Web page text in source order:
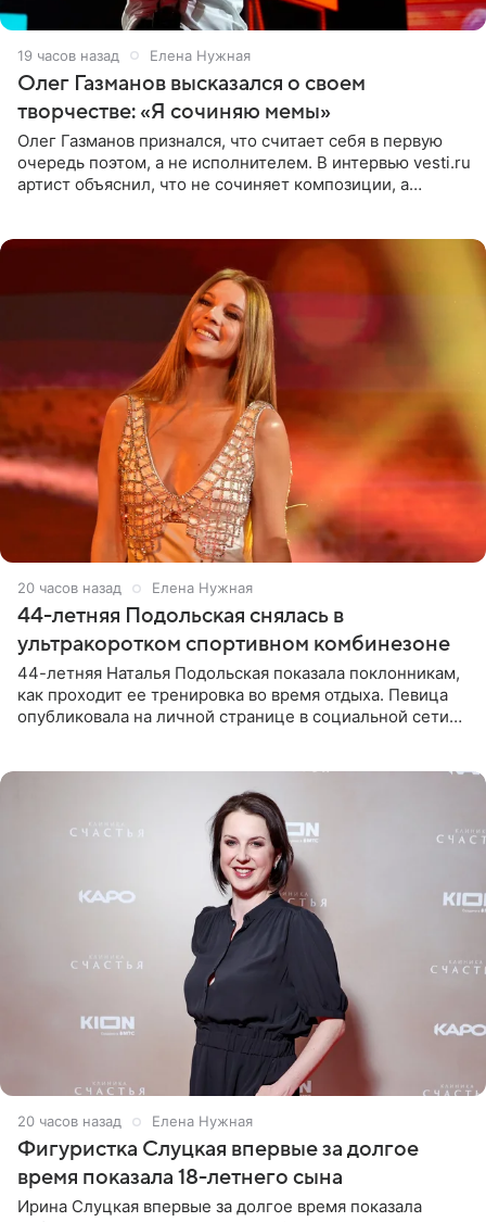
19 часов назад Елена Нужная
Олег Газманов высказался о своем
творчестве: «Я сочиняю мемы»
Олег Газманов признался, что считает себя в первую
очередь поэтом, а не исполнителем. В интервью vesti.ru
артист объяснил, что не сочиняет композиции, а
20 часов назад Елена Нужная
44-летняя Подольская снялась в
ультракоротком спортивном комбинезоне
44-летняя Наталья Подольская показала поклонникам,
как проходит ее тренировка во время отдыха. Певица
опубликовала на личной странице в социальной сети
20 часов назад Елена Нужная
Фигуристка Слуцкая впервые за долгое
время показала 18-летнего сына
Ирина Слуцкая впервые за долгое время показала